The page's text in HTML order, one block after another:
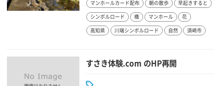
マンホールカード配布 朝の散歩 早起きすると
シンボルロード 橋 マンホール 花
高知県 川端シンボルロード 自然 須崎市
すさき体験.com のHP再開